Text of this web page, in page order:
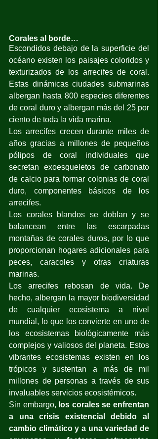
Corales al borde…
Escondidos debajo de la superficie del
océano existen los paisajes coloridos y
texturizados de los arrecifes de coral.
Estas dinámicas ciudades submarinas
albergan hasta 800 especies diferentes
de coral duro y albergan más del 25 por
ciento de toda la vida marina.
Los arrecifes crecen durante miles de
años gracias a millones de pequeños
pólipos de coral individuales que
secretan exoesqueletos de carbonato
de calcio para formar colonias de coral
duro, componentes básicos de los
arrecifes.
Los corales blandos se doblan y se
balancean entre las escarpadas
montañas de corales duros, por lo que
proporcionan hogares adicionales para
peces, caracoles y otras criaturas
marinas.
Los arrecifes rebosan de vida. De
hecho, albergan la mayor biodiversidad
de cualquier ecosistema a nivel
mundial, lo que los convierte en uno de
los ecosistemas biológicamente más
complejos y valiosos del planeta. Estos
vibrantes ecosistemas existen en los
trópicos y sustentan a más de mil
millones de personas a través de sus
invaluables servicios ecosistémicos.
Sin embargo, los corales se enfrentan
a una crisis existencial debido al
cambio climático y a una variedad de